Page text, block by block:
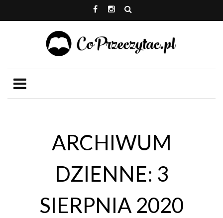
ARCHIWUM
DZIENNE: 3
SIERPNIA 2020